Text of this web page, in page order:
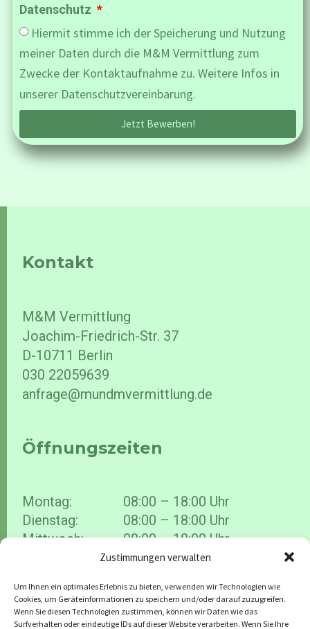
Zustimmungen verwalten
Um Ihnen ein optimales Erlebnis zu bieten, verwenden wir Technologien wie
Cookies, um Geräteinformationen zu speichern und/oder darauf zuzugreifen.
Wenn Sie diesen Technologien zustimmen, können wir Daten wie das
Surfverhalten oder eindeutige IDs auf dieser Website verarbeiten. Wenn Sie Ihre
Datenschutz
Hiermit stimme ich der Speicherung und Nutzung
meiner Daten durch die M&M Vermittlung zum
Zwecke der Kontaktaufnahme zu. Weitere Infos in
unserer Datenschutzvereinbarung.
Jetzt Bewerben!
Kontakt
M&M Vermittlung
Joachim-Friedrich-Str. 37
D-10711 Berlin
030 22059639
anfrage@mundmvermittlung.de
Öffnungszeiten
Montag:
Dienstag:
Mittwoch:
08:00 – 18:00 Uhr
08:00 – 18:00 Uhr
08:00 – 18:00 Uhr
08:00 – 18:00 Uhr